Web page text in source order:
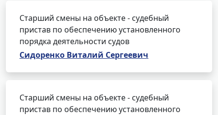
Старший смены на объекте - судебный
пристав по обеспечению установленного
порядка деятельности судов
Сидоренко Виталий Сергеевич
Старший смены на объекте - судебный
пристав по обеспечению установленного